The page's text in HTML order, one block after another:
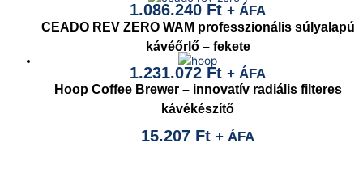
1.086.240 Ft + ÁFA
CEADO REV ZERO WAM professzionális súlyalapú
kávéőrlő – fekete
1.231.072 Ft + ÁFA
Hoop Coffee Brewer – innovatív radiális filteres
kávékészítő
15.207 Ft + ÁFA